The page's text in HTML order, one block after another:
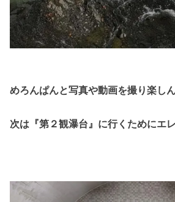
めろんぱんと写真や動画を撮り楽し
次は『第２観瀑台』に行くためにエ